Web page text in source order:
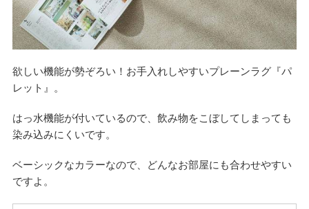
欲しい機能が勢ぞろい！お手入れしやすいプレーンラグ『パ
レット』。
はっ水機能が付いているので、飲み物をこぼしてしまっても
染み込みにくいです。
ベーシックなカラーなので、どんなお部屋にも合わせやすい
ですよ。